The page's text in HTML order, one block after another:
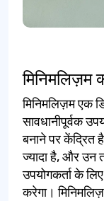
मिनिमलिज़म
मिनिमलिज़म एक
सावधानीपूर्वक
बनाने पर केंद्रित
ज्यादा है, और उन
उपयोगकर्ता के
करेगा।